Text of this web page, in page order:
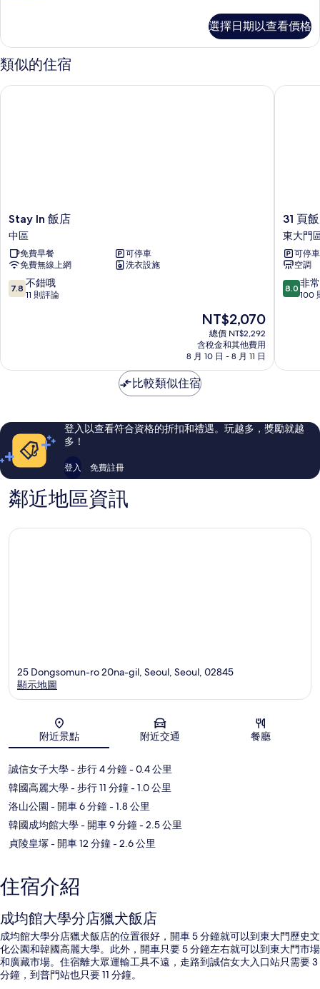
Multi
night
的
所
Suite
-
No
Parking
-
選擇日期以查看價格
類似的住宿
Stay
In
飯
店
中
區
Stay In 飯店
中區
免費早餐
可停車
免費無線上網
洗衣設施
7.8
分，
錯
評
論
7.8 不錯哦
11 則評論
現
在
價
格
為
NT$2,070
NT$2,070
總價 NT$2,292
含稅金和其他費用
8 月 10 日 - 8 月 11 日
Stay In 飯店
31
頁
飯
店
東
大
門
31 頁
東大門
可停車
空調
8.0
分，
常
評
論
8.0 非
100
31 頁飯店
比較類似住宿
登入以查看符合資格的折扣和禮遇。玩越多，獎勵就越
多！
登入 免費註冊
鄰近地區資訊
地圖
25 Dongsomun-ro 20na-gil, Seoul, Seoul, 02845
顯示地圖
附近景點 附近交通 餐廳
誠信女子大學- 步行 4 分鐘- 0.4 公里
韓國高麗大學- 步行 11 分鐘- 1.0 公里
洛山公園 - 開車 6 分鐘- 1.8 公里
韓國成均館大學- 開車 9 分鐘- 2.5 公里
貞陵皇塜- 開車 12 分鐘- 2.6 公里
住宿介紹
成均館大學分店獵犬飯店
成均館大學分店獵犬飯店的位置很好，開車 5 分鐘就可以到東大門歷史文
化公園和韓國高麗大學。此外，開車只要 5 分鐘左右就可以到東大門市場
和廣藏市場。住宿離大眾運輸工具不遠，走路到誠信女大入口站只需要 3
分鐘，到普門站也只要 11 分鐘。